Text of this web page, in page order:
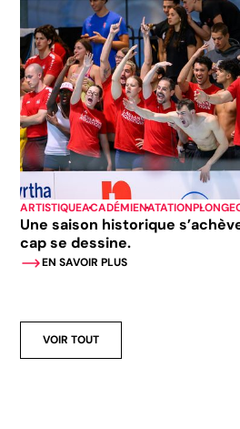
ARTISTIQUEACADÉMIENATATION
Une saison historique
cap se dessine.
EN SAVOIR PLUS
VOIR TOUT